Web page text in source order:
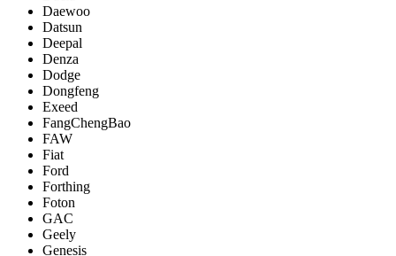
Daewoo
Datsun
Deepal
Denza
Dodge
Dongfeng
Exeed
FangChengBao
FAW
Fiat
Ford
Forthing
Foton
GAC
Geely
Genesis